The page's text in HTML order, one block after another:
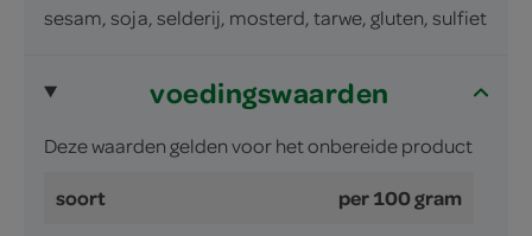
sesam, soja, selderij, mosterd, tarwe, gluten, sulfiet
voedingswaarden
Deze waarden gelden voor het onbereide product
soort per 100 gram